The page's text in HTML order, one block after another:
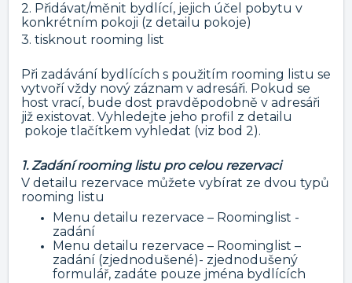
2. Přidávat/měnit bydlící, jejich účel pobytu v
konkrétním pokoji (z detailu pokoje)
3. tisknout rooming list
Při zadávání bydlících s použitím rooming listu se
vytvoří vždy nový záznam v adresáři. Pokud se
host vrací, bude dost pravděpodobně v adresáři
již existovat. Vyhledejte jeho profil z detailu
pokoje tlačítkem vyhledat (viz bod 2).
1. Zadání rooming listu pro celou rezervaci
V detailu rezervace můžete vybírat ze dvou typů
rooming listu
Menu detailu rezervace – Roominglist -
zadání
Menu detailu rezervace – Roominglist –
zadání (zjednodušené)- zjednodušený
formulář, zadáte pouze jména bydlících